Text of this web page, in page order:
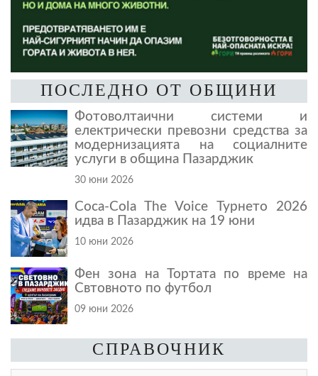
ПОСЛЕДНО ОТ ОБЩИНИ
Фотоволтаични системи и
електрически превозни средства за
модернизацията на социалните
услуги в община Пазарджик
30 юни 2026
Coca-Cola The Voice Турнето 2026
идва в Пазарджик на 19 юни
10 юни 2026
Фен зона на Тортата по време на
Свтовното по футбол
09 юни 2026
СПРАВОЧНИК